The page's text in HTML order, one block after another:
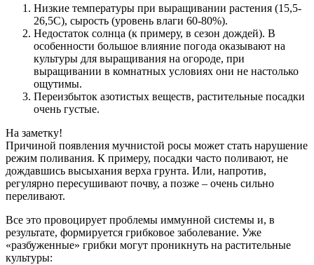
Низкие температуры при выращивании растения (15,5-
26,5C), сырость (уровень влаги 60-80%).
Недостаток солнца (к примеру, в сезон дождей). В
особенности большое влияние погода оказывают на
культуры для выращивания на огороде, при
выращивании в комнатных условиях они не настолько
ощутимы.
Переизбыток азотистых веществ, растительные посадки
очень густые.
На заметку!
Причиной появления мучнистой росы может стать нарушение
режим поливания. К примеру, посадки часто поливают, не
дождавшись высыхания верха грунта. Или, напротив,
регулярно пересушивают почву, а позже – очень сильно
переливают.
Все это провоцирует проблемы иммунной системы и, в
результате, формируется грибковое заболевание. Уже
«разбуженные» грибки могут проникнуть на растительные
культуры: